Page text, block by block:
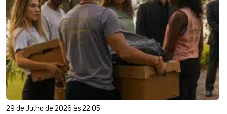
29 de Julho de 2026 às 22:05